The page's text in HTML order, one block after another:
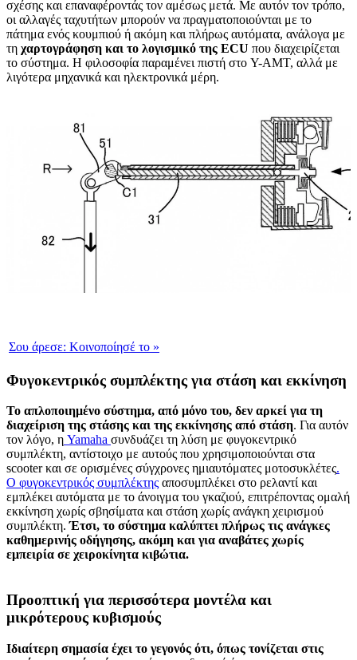
σχέσης και επαναφέροντάς τον αμέσως μετά. Με αυτόν τον τρόπο,
οι αλλαγές ταχυτήτων μπορούν να πραγματοποιούνται με το
πάτημα ενός κουμπιού ή ακόμη και πλήρως αυτόματα, ανάλογα με
τη χαρτογράφηση και το λογισμικό της ECU που διαχειρίζεται
το σύστημα. Η φιλοσοφία παραμένει πιστή στο Y-AMT, αλλά με
λιγότερα μηχανικά και ηλεκτρονικά μέρη.
Σου άρεσε: Κοινοποίησέ το »
Φυγοκεντρικός συμπλέκτης για στάση και εκκίνηση
Το απλοποιημένο σύστημα, από μόνο του, δεν αρκεί για τη
διαχείριση της στάσης και της εκκίνησης από στάση. Για αυτόν
τον λόγο, η Yamaha συνδυάζει τη λύση με φυγοκεντρικό
συμπλέκτη, αντίστοιχο με αυτούς που χρησιμοποιούνται στα
scooter και σε ορισμένες σύγχρονες ημιαυτόματες μοτοσυκλέτες.
Ο φυγοκεντρικός συμπλέκτης αποσυμπλέκει στο ρελαντί και
εμπλέκει αυτόματα με το άνοιγμα του γκαζιού, επιτρέποντας ομαλή
εκκίνηση χωρίς σβησίματα και στάση χωρίς ανάγκη χειρισμού
συμπλέκτη.Έτσι, το σύστημα καλύπτει πλήρως τις ανάγκες
καθημερινής οδήγησης, ακόμη και για αναβάτες χωρίς
εμπειρία σε χειροκίνητα κιβώτια.
Προοπτική για περισσότερα μοντέλα και
μικρότερους κυβισμούς
Ιδιαίτερη σημασία έχει το γεγονός ότι, όπως τονίζεται στις